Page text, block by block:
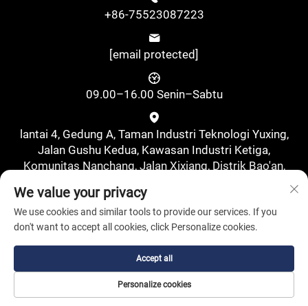
+86-75523087223
[email protected]
09.00–16.00 Senin–Sabtu
lantai 4, Gedung A, Taman Industri Teknologi Yuxing,
Jalan Gushu Kedua, Kawasan Industri Ketiga,
Komunitas Nanchang, Jalan Xixiang, Distrik Bao'an,
Shenzhen, Tiongkok., Shenzhen, Guangdong, Tiongkok
Hak Cipta © Shenzhen Pufa New Energy Co., Ltd. Seluruh Hak
Dilindungi Undang-undang.
We value your privacy
We use cookies and similar tools to provide our services. If you
don't want to accept all cookies, click Personalize cookies.
Personalize cookies
Accept all